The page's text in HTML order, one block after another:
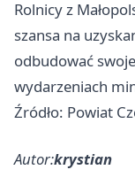
Rolnicy z
szansa na
odbudować
wydarzeniach
Źródło: Powiat
Autor:krystian